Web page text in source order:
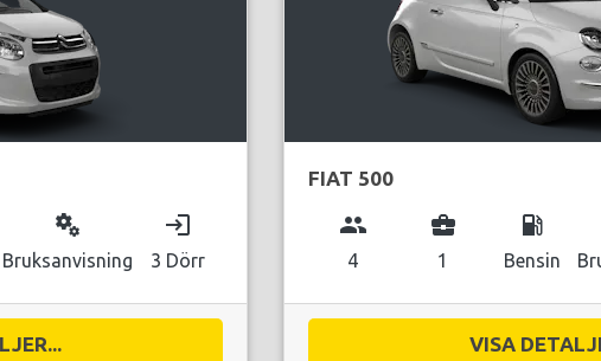
miscellaneous_services
Bruksanvisning
login
3 Dörr
FIAT 500
group
4
business_center
1
local_gas_station
Bensin
VISA